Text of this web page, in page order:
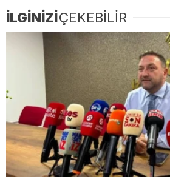
İLGİNİZİÇEKEBİLİR